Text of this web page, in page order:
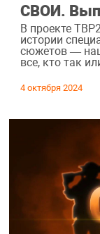
СВОИ.
В проекте
истории
сюжетов —
все, кто так
4 октября 2024